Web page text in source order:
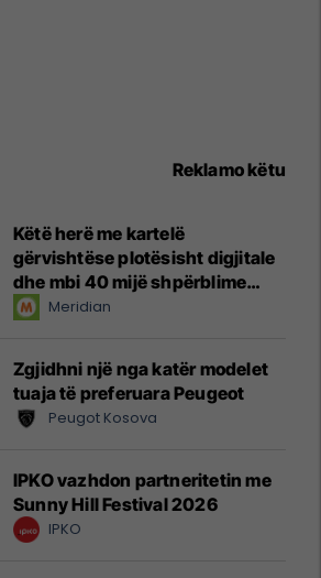
Reklamo këtu
Këtë herë me kartelë
gërvishtëse plotësisht digjitale
dhe mbi 40 mijë shpërblime
instant!Meridian
Zgjidhni një nga katër modelet
tuaja të preferuara Peugeot
Peugot Kosova
IPKO vazhdon partneritetin me
Sunny Hill Festival 2026
IPKO